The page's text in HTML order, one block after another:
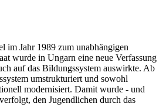
im Jahr 1989 zum unabhängigen
wurde in Ungarn eine neue Verfassung
auf das Bildungssystem auswirkte. Ab
umstrukturiert und sowohl
modernisiert. Damit wurde - und
den Jugendlichen durch das